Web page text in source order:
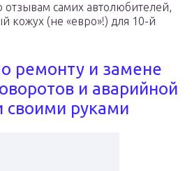
самих автолюбителей,
кожух (не «евро»!) для 10-й
ремонту и замене
и аварийной
своими руками